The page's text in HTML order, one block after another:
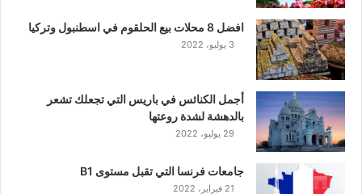
افضل 8 محلات بيع الحلقوم في اسطنبول وتركيا
3 يوليو، 2022
أجمل الكنائس في باريس التي تجعلك تشعر
بالدهشة لشدة روعتها
29 يوليو، 2022
جامعات فرنسا التي تقبل مستوى B1
21 فبراير، 2022